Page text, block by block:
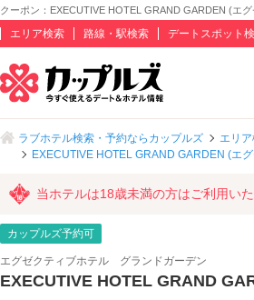
クーポン：EXECUTIVE HOTEL GRAND GARDEN (エ
エリア検索 路線・駅検索 デートスポット
ラブホテル検索・予約ならカップルズ エリ
EXECUTIVE HOTEL GRAND GARDEN (エ
当ホテルは18歳未満の方はご利用いた
カップルズ予約可
エグゼクティブホテル グランドガーデン
EXECUTIVE HOTEL GRAND